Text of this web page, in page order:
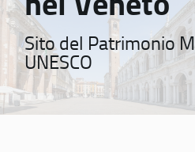
Sito del Patrimonio
UNESCO